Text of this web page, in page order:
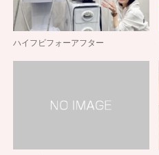
ハイフビフォーアフター